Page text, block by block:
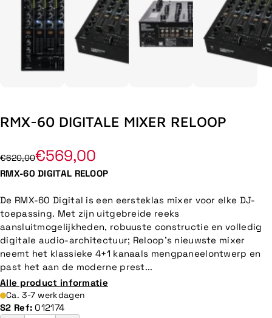
RMX-60 DIGITALE MIXER RELOOP
€620,00€569,00
RMX-60 DIGITAL RELOOP
De RMX-60 Digital is een eersteklas mixer voor elke DJ-
toepassing. Met zijn uitgebreide reeks
aansluitmogelijkheden, robuuste constructie en volledig
digitale audio-architectuur; Reloop's nieuwste mixer
neemt het klassieke 4+1 kanaals mengpaneelontwerp en
past het aan de moderne prest...
Alle product informatie
Ca. 3-7 werkdagen
S2 Ref: 012174